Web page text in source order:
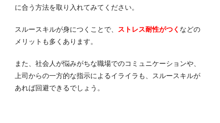
に合う方法を取り入れてみてください。
スルースキルが身につくことで、 ストレス耐性がつく などの
メリットも多くあります。
また、社会人が悩みがちな職場でのコミュニケーションや、
上司からの一方的な指示によるイライラも、スルースキルが
あれば回避できるでしょう。